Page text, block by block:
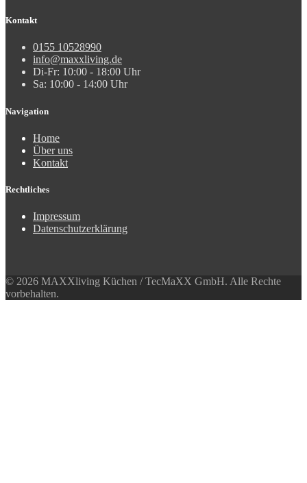
Kontakt
0155 10528990
info@maxxliving.de
Di-Fr: 10:00 - 18:00 Uhr
Sa: 10:00 - 14:00 Uhr
Navigation
Home
Über uns
Kontakt
Rechtliches
Impressum
Datenschutzerklärung
© 2026 MAXXliving Küchen / TecMaXX GmbH. Alle Rechte
vorbehalten.